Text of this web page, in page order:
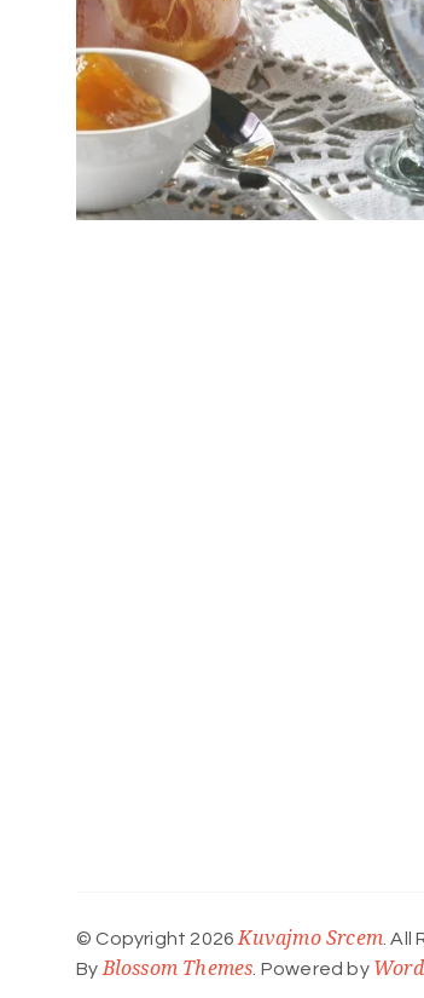
© Copyright 2026 Kuvajmo Srcem . All
By Blossom Themes . Powered by